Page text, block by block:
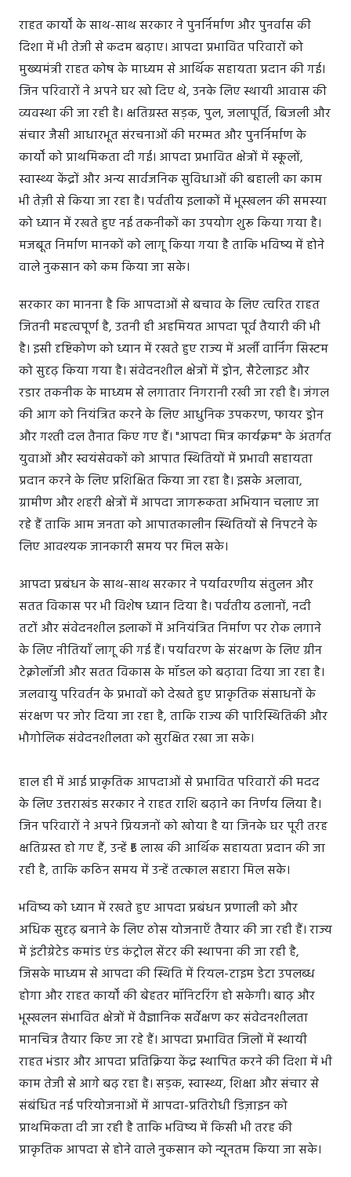
राहत कार्यों के साथ-साथ सरकार ने पुनर्निर्माण और पुनर्वास की
दिशा में भी तेजी से कदम बढ़ाए। आपदा प्रभावित परिवारों को
मुख्यमंत्री राहत कोष के माध्यम से आर्थिक सहायता प्रदान की गई।
जिन परिवारों ने अपने घर खो दिए थे, उनके लिए स्थायी आवास की
व्यवस्था की जा रही है। क्षतिग्रस्त सड़क, पुल, जलापूर्ति, बिजली और
संचार जैसी आधारभूत संरचनाओं की मरम्मत और पुनर्निर्माण के
कार्यों को प्राथमिकता दी गई। आपदा प्रभावित क्षेत्रों में स्कूलों,
स्वास्थ्य केंद्रों और अन्य सार्वजनिक सुविधाओं की बहाली का काम
भी तेज़ी से किया जा रहा है। पर्वतीय इलाकों में भूस्खलन की समस्या
को ध्यान में रखते हुए नई तकनीकों का उपयोग शुरू किया गया है।
मजबूत निर्माण मानकों को लागू किया गया है ताकि भविष्य में होने
वाले नुकसान को कम किया जा सके।
सरकार का मानना है कि आपदाओं से बचाव के लिए त्वरित राहत
जितनी महत्वपूर्ण है, उतनी ही अहमियत आपदा पूर्व तैयारी की भी
है। इसी दृष्टिकोण को ध्यान में रखते हुए राज्य में अर्ली वार्निंग सिस्टम
को सुदृढ़ किया गया है। संवेदनशील क्षेत्रों में ड्रोन, सैटेलाइट और
रडार तकनीक के माध्यम से लगातार निगरानी रखी जा रही है। जंगल
की आग को नियंत्रित करने के लिए आधुनिक उपकरण, फायर ड्रोन
और गश्ती दल तैनात किए गए हैं। "आपदा मित्र कार्यक्रम" के अंतर्गत
युवाओं और स्वयंसेवकों को आपात स्थितियों में प्रभावी सहायता
प्रदान करने के लिए प्रशिक्षित किया जा रहा है। इसके अलावा,
ग्रामीण और शहरी क्षेत्रों में आपदा जागरूकता अभियान चलाए जा
रहे हैं ताकि आम जनता को आपातकालीन स्थितियों से निपटने के
लिए आवश्यक जानकारी समय पर मिल सके।
आपदा प्रबंधन के साथ-साथ सरकार ने पर्यावरणीय संतुलन और
सतत विकास पर भी विशेष ध्यान दिया है। पर्वतीय ढलानों, नदी
तटों और संवेदनशील इलाकों में अनियंत्रित निर्माण पर रोक लगाने
के लिए नीतियाँ लागू की गई हैं। पर्यावरण के संरक्षण के लिए ग्रीन
टेक्नोलॉजी और सतत विकास के मॉडल को बढ़ावा दिया जा रहा है।
जलवायु परिवर्तन के प्रभावों को देखते हुए प्राकृतिक संसाधनों के
संरक्षण पर जोर दिया जा रहा है, ताकि राज्य की पारिस्थितिकी और
भौगोलिक संवेदनशीलता को सुरक्षित रखा जा सके।
हाल ही में आई प्राकृतिक आपदाओं से प्रभावित परिवारों की मदद
के लिए उत्तराखंड सरकार ने राहत राशि बढ़ाने का निर्णय लिया है।
जिन परिवारों ने अपने प्रियजनों को खोया है या जिनके घर पूरी तरह
क्षतिग्रस्त हो गए हैं, उन्हें ₹5 लाख की आर्थिक सहायता प्रदान की जा
रही है, ताकि कठिन समय में उन्हें तत्काल सहारा मिल सके।
भविष्य को ध्यान में रखते हुए आपदा प्रबंधन प्रणाली को और
अधिक सुदृढ़ बनाने के लिए ठोस योजनाएँ तैयार की जा रही हैं। राज्य
में इंटीग्रेटेड कमांड एंड कंट्रोल सेंटर की स्थापना की जा रही है,
जिसके माध्यम से आपदा की स्थिति में रियल-टाइम डेटा उपलब्ध
होगा और राहत कार्यों की बेहतर मॉनिटरिंग हो सकेगी। बाढ़ और
भूस्खलन संभावित क्षेत्रों में वैज्ञानिक सर्वेक्षण कर संवेदनशीलता
मानचित्र तैयार किए जा रहे हैं। आपदा प्रभावित जिलों में स्थायी
राहत भंडार और आपदा प्रतिक्रिया केंद्र स्थापित करने की दिशा में भी
काम तेजी से आगे बढ़ रहा है। सड़क, स्वास्थ्य, शिक्षा और संचार से
संबंधित नई परियोजनाओं में आपदा-प्रतिरोधी डिज़ाइन को
प्राथमिकता दी जा रही है ताकि भविष्य में किसी भी तरह की
प्राकृतिक आपदा से होने वाले नुकसान को न्यूनतम किया जा सके।